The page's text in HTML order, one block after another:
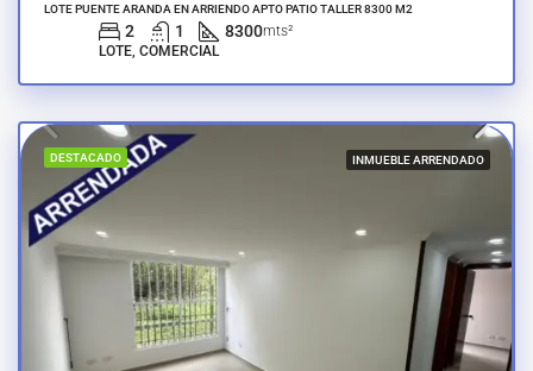
LOTE PUENTE ARANDA EN ARRIENDO APTO PATIO TALLER 8300 M2
2 1 8300mts²
LOTE, COMERCIAL
DESTACADO INMUEBLE ARRENDADO